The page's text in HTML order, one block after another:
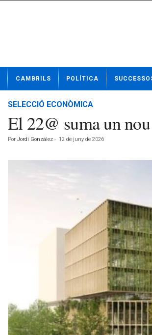
t
CAMBRILS POLÍTICA
SELECCIÓ ECONÒMICA
El 22@ suma un
Por Jordi González - 12 de juny de 2026